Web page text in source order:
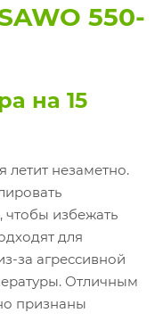
550-
на 15
летит незаметно.
чтобы избежать
для
за агрессивной
Отличным
признаны